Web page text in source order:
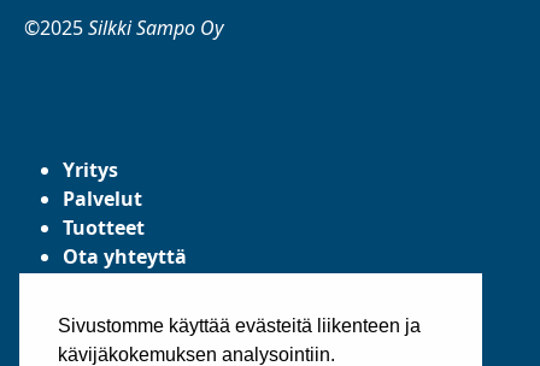
Sivustomme käyttää evästeitä liikenteen ja
kävijäkokemuksen analysointiin.
©2025Silkki Sampo Oy
Yritys
Palvelut
Tuotteet
Ota yhteyttä
Yleiset toimitusehdot